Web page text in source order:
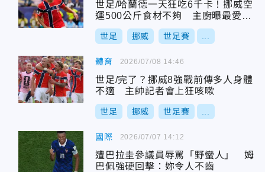
世足/哈蘭德一天狂吃6千卡！挪威空
運500公斤食材不夠 主廚曝最愛這
味
世足 挪威 世足賽
體育
世足/完了？挪威8強戰前傳多人身體
不適 主帥記者會上狂咳嗽
世足 挪威 世足賽
2026/07/08 14:46
國際
遭巴拉圭參議員辱罵「野蠻人」 姆
巴佩強硬回擊：妳令人不齒
2026/07/07 14:12